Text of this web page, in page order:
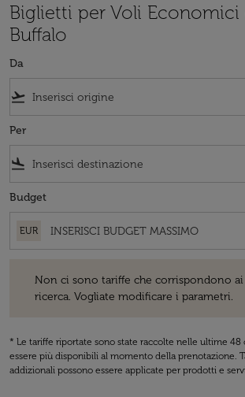
Biglietti per Voli Economici
Buffalo
Da
flight_takeoff
Per
flight_land
Budget
EUR
Non ci sono tariffe che corrispondono
ricerca. Vogliate modificare i parametri.
* Le tariffe riportate sono state raccolte nelle ultime
essere più disponibili al momento della prenotazione.
addizionali possono essere applicate per prodotti e